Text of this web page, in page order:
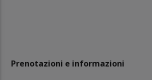
Prenotazioni e informazioni